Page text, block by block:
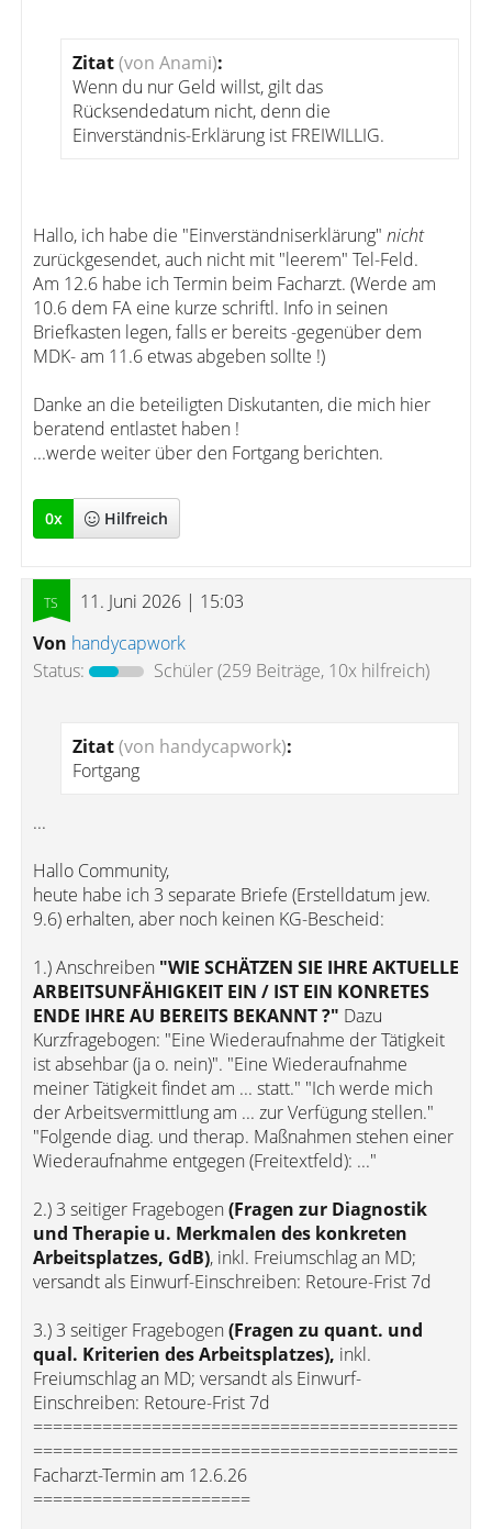
Zitat(von Anami):
Wenn du nur Geld willst, gilt das
Rücksendedatum nicht, denn die
Einverständnis-Erklärung ist FREIWILLIG.
Hallo, ich habe die "Einverständniserklärung" nicht
zurückgesendet, auch nicht mit "leerem" Tel-Feld.
Am 12.6 habe ich Termin beim Facharzt. (Werde am
10.6 dem FA eine kurze schriftl. Info in seinen
Briefkasten legen, falls er bereits -gegenüber dem
MDK- am 11.6 etwas abgeben sollte !)
Danke an die beteiligten Diskutanten, die mich hier
beratend entlastet haben !
...werde weiter über den Fortgang berichten.
0x Hilfreich
11. Juni 2026 | 15:03
Von handycapwork
Status:
Schüler(259 Beiträge, 10x hilfreich)
Zitat(von handycapwork):
Fortgang
...
Hallo Community,
heute habe ich 3 separate Briefe (Erstelldatum jew.
9.6) erhalten, aber noch keinen KG-Bescheid:
1.) Anschreiben "WIE SCHÄTZEN SIE IHRE AKTUELLE
ARBEITSUNFÄHIGKEIT EIN / IST EIN KONRETES
ENDE IHRE AU BEREITS BEKANNT ?" Dazu
Kurzfragebogen: "Eine Wiederaufnahme der Tätigkeit
ist absehbar (ja o. nein)". "Eine Wiederaufnahme
meiner Tätigkeit findet am ... statt." "Ich werde mich
der Arbeitsvermittlung am ... zur Verfügung stellen."
"Folgende diag. und therap. Maßnahmen stehen einer
Wiederaufnahme entgegen (Freitextfeld): ..."
2.) 3 seitiger Fragebogen(Fragen zur Diagnostik
und Therapie u. Merkmalen des konkreten
Arbeitsplatzes, GdB), inkl. Freiumschlag an MD;
versandt als Einwurf-Einschreiben: Retoure-Frist 7d
3.) 3 seitiger Fragebogen(Fragen zu quant. und
qual. Kriterien des Arbeitsplatzes), inkl.
Freiumschlag an MD; versandt als Einwurf-
Einschreiben: Retoure-Frist 7d
===========================================
===========================================
Facharzt-Termin am 12.6.26
======================